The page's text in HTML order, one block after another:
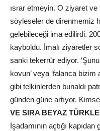
ısrar etmeyin. O ziyaret
söyleseler de direnmemiz
gelebileceği ima edilirdi.
kayboldu. İmalı ziyaretler
sanki tekerrür ediyor. ‘Şunu
kovun’ veya ‘falanca bizim
gibi telkinlerden bunaldı
günden güne artıyor.
VE SIRA BEYAZ
İşadamının açtığı